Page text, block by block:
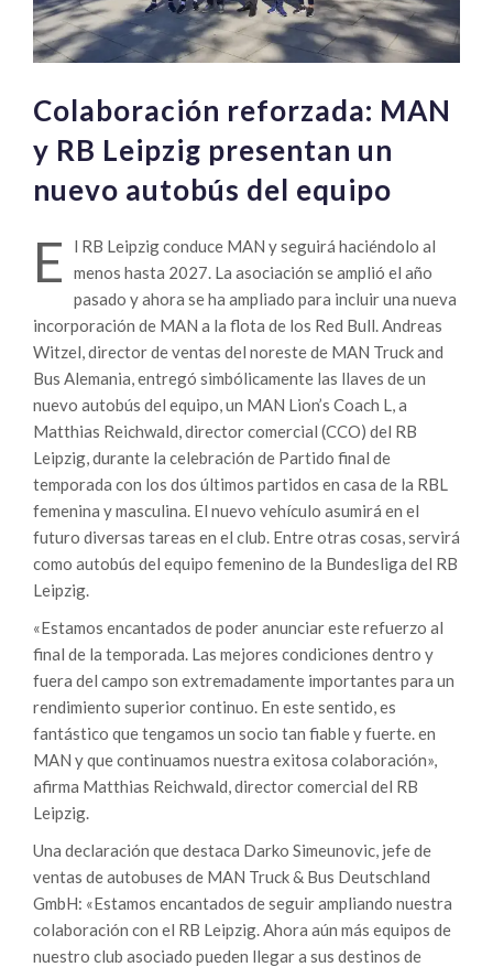
Colaboración reforzada: MAN
y RB Leipzig presentan un
nuevo autobús del equipo
E
l RB Leipzig conduce MAN y seguirá haciéndolo al
menos hasta 2027. La asociación se amplió el año
pasado y ahora se ha ampliado para incluir una nueva
incorporación de MAN a la flota de los Red Bull. Andreas
Witzel, director de ventas del noreste de MAN Truck and
Bus Alemania, entregó simbólicamente las llaves de un
nuevo autobús del equipo, un MAN Lion’s Coach L, a
Matthias Reichwald, director comercial (CCO) del RB
Leipzig, durante la celebración de Partido final de
temporada con los dos últimos partidos en casa de la RBL
femenina y masculina. El nuevo vehículo asumirá en el
futuro diversas tareas en el club. Entre otras cosas, servirá
como autobús del equipo femenino de la Bundesliga del RB
Leipzig.
«Estamos encantados de poder anunciar este refuerzo al
final de la temporada. Las mejores condiciones dentro y
fuera del campo son extremadamente importantes para un
rendimiento superior continuo. En este sentido, es
fantástico que tengamos un socio tan fiable y fuerte. en
MAN y que continuamos nuestra exitosa colaboración»,
afirma Matthias Reichwald, director comercial del RB
Leipzig.
Una declaración que destaca Darko Simeunovic, jefe de
ventas de autobuses de MAN Truck & Bus Deutschland
GmbH: «Estamos encantados de seguir ampliando nuestra
colaboración con el RB Leipzig. Ahora aún más equipos de
nuestro club asociado pueden llegar a sus destinos de